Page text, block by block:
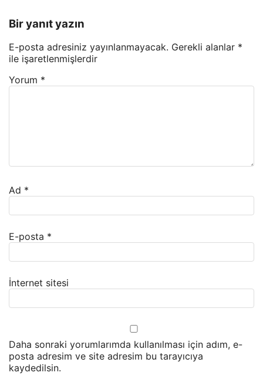
Bir yanıt yazın
E-posta adresiniz yayınlanmayacak. Gerekli alanlar *
ile işaretlenmişlerdir
Yorum *
Ad *
E-posta *
İnternet sitesi
Daha sonraki yorumlarımda kullanılması için adım, e-
posta adresim ve site adresim bu tarayıcıya
kaydedilsin.